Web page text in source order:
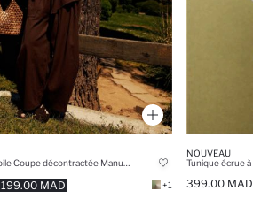
199.00 MAD +1
NOUVEAU
399.00 MAD